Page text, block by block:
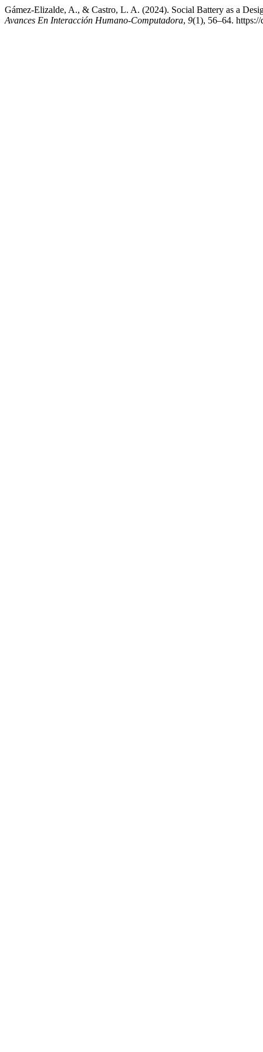
Gámez-Elizalde, A., & Castro, L. A. (2024). Social Battery as a
Avances En Interacción Humano-Computadora, 9(1), 56–64.